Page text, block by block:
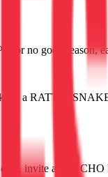
for no good
a
invite a